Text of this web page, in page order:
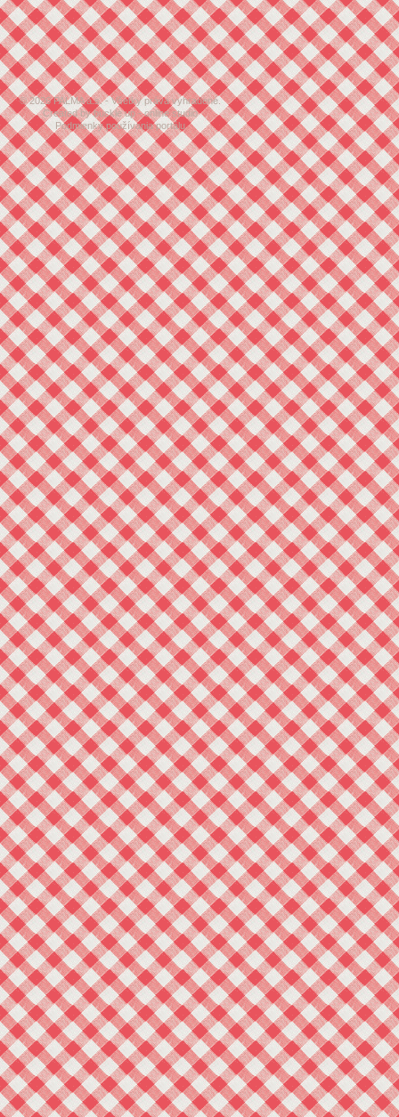
© 2026 PALMA a.s. - Všetky práva vyhradené.
Created by buckle up - online studio
Podmienky používania portálu